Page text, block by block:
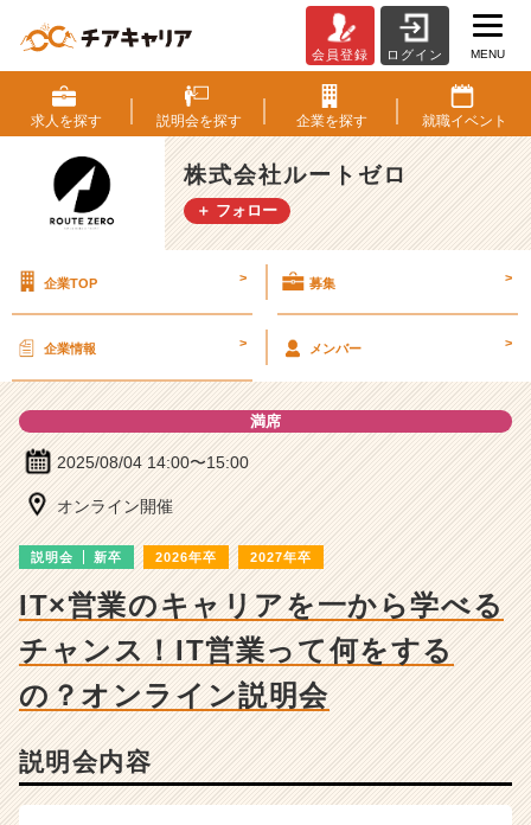
式
会
社
ル
ー
ト
説
詳
細
|
ベ
ー・
長
企
業
か
ら
ウ
ト
会員登録 ログイン MENU
求人を探す 説明会を探す 企業を探す 就職イベント
株式会社ルートゼロ
＋ フォロー
企業TOP > 募集 >
企業情報 > メンバー >
満席
2025/08/04 14:00〜15:00
オンライン開催
説明会 新卒 2026年卒 2027年卒
IT×営業のキャリアを一から学べる
チャンス！IT営業って何をする
の？オンライン説明会
説明会内容